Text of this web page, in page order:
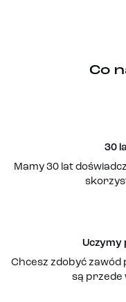
Co
30
Mamy 30 lat
Uczymy
Chcesz zdobyć zawód
są przede